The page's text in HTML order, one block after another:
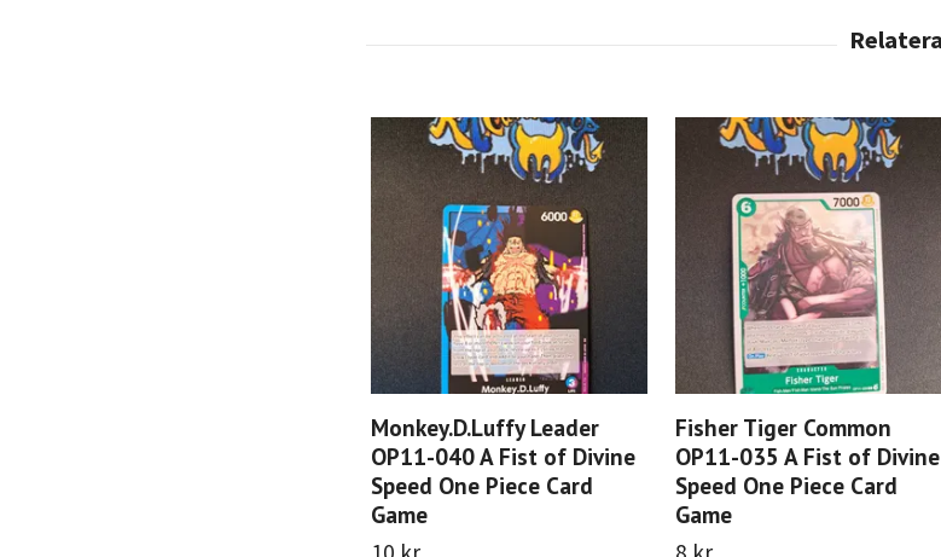
Monkey.D.Luffy Leader
OP11-040 A Fist of Divine
Speed One Piece Card
Game
Fisher Tiger Common
OP11-035 A Fist of Divine
Speed One Piece Card
Game